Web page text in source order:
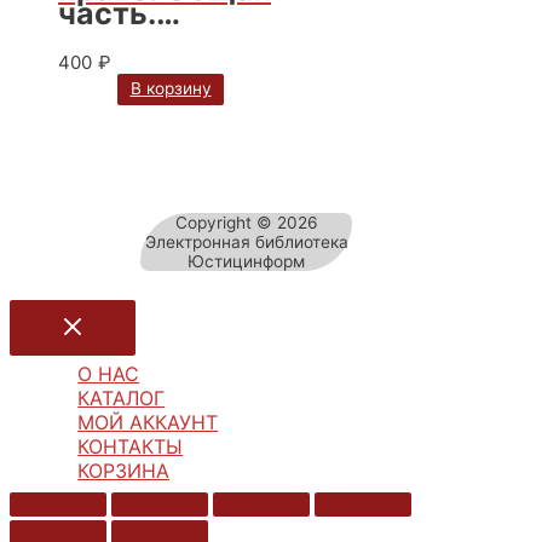
часть.
Практикум:
учебно-
методическое
пособие / М.В.
400 ₽
В корзину
Copyright © 2026
Электронная библиотека
Юстицинформ
О НАС
КАТАЛОГ
МОЙ АККАУНТ
КОНТАКТЫ
КОРЗИНА